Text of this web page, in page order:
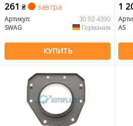
261 ₴ завтра
Артикул:
30 92 4390
SWAG
Германия
КУПИТЬ
1
AS